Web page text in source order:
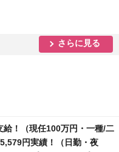
さらに見る
給！（現任100万円・一種/二
円実績！（日勤・夜